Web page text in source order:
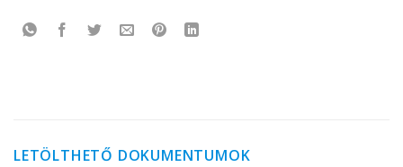
LETÖLTHETŐ DOKUMENTUMOK